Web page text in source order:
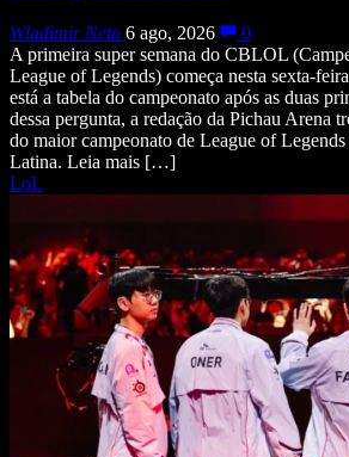
Wladimir Neto 6 ago, 2026
0
A primeira super semana do CBLOL
League of Legends) começa nesta sexta-
está a tabela do campeonato após as duas
dessa pergunta, a redação da Pichau Arena
do maior campeonato de League of
Latina. Leia mais […]
LoL